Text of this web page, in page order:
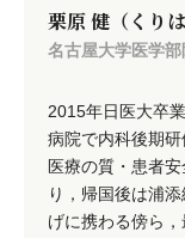
栗原 健（くり
名古屋大学医学
2015年日医大卒
病院で内科後期
医療の質・患者
り，帰国後は浦
げに携わる傍ら